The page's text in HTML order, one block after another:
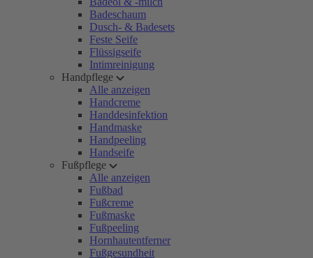
Badeschaum
Dusch- & Badesets
Feste Seife
Flüssigseife
Intimreinigung
Handpflege
Alle anzeigen
Handcreme
Handdesinfektion
Handmaske
Handpeeling
Handseife
Fußpflege
Alle anzeigen
Fußbad
Fußcreme
Fußmaske
Fußpeeling
Hornhautentferner
Fußgesundheit